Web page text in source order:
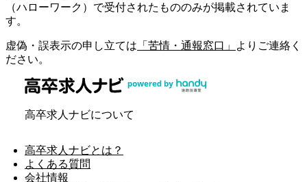
（ハローワーク）で受付されたもののみが掲載されていま
す。
虚偽・誤表示の申し立ては 「苦情・通報窓口」
よりご連絡く
ださい。
高卒求人ナビについて
高卒求人ナビとは？
よくある質問
会社情報